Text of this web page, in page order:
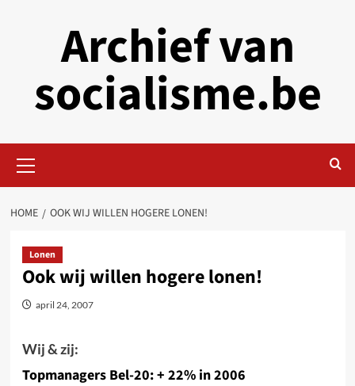
Archief van
socialisme.be
Menu
HOME OOK WIJ WILLEN HOGERE LONEN!
Lonen
Ook wij willen hogere lonen!
april 24, 2007
Wij & zij:
Topmanagers Bel-20: + 22% in 2006